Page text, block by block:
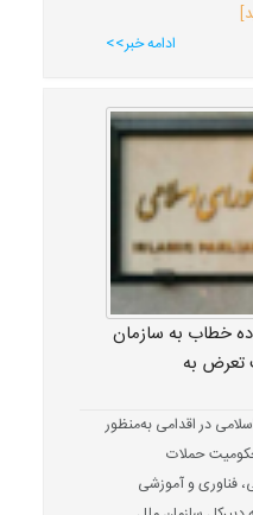
ادامه خبر>>
خطاب به سازمان
تعرض به
در اقدامی به‌منظور
حملات
فناوری و آموزشی